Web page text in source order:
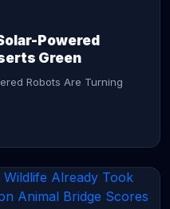
Powered
Green
Robots Are Turning